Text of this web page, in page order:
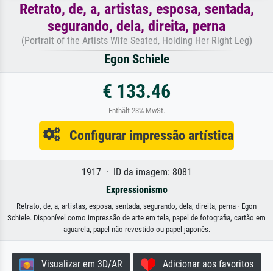
Retrato, de, a, artistas, esposa, sentada,
segurando, dela, direita, perna
(Portrait of the Artists Wife Seated, Holding Her Right Leg)
Egon Schiele
€ 133.46
Enthält 23% MwSt.
Configurar impressão artística
1917 · ID da imagem: 8081
Expressionismo
Retrato, de, a, artistas, esposa, sentada, segurando, dela, direita, perna · Egon
Schiele. Disponível como impressão de arte em tela, papel de fotografia, cartão em
aguarela, papel não revestido ou papel japonês.
Visualizar em 3D/AR Adicionar aos favoritos